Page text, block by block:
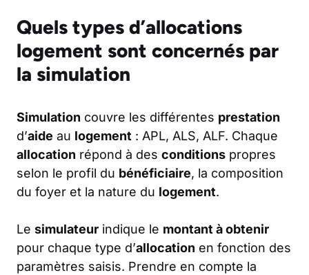
Quels types d’allocations
logement sont concernés par
la simulation
Simulation couvre les différentes prestation
d’aide au logement : APL, ALS, ALF. Chaque
allocation répond à des conditions propres
selon le profil du bénéficiaire, la composition
du foyer et la nature du logement.
Le simulateur indique le montant à obtenir
pour chaque type d’allocation en fonction des
paramètres saisis. Prendre en compte la